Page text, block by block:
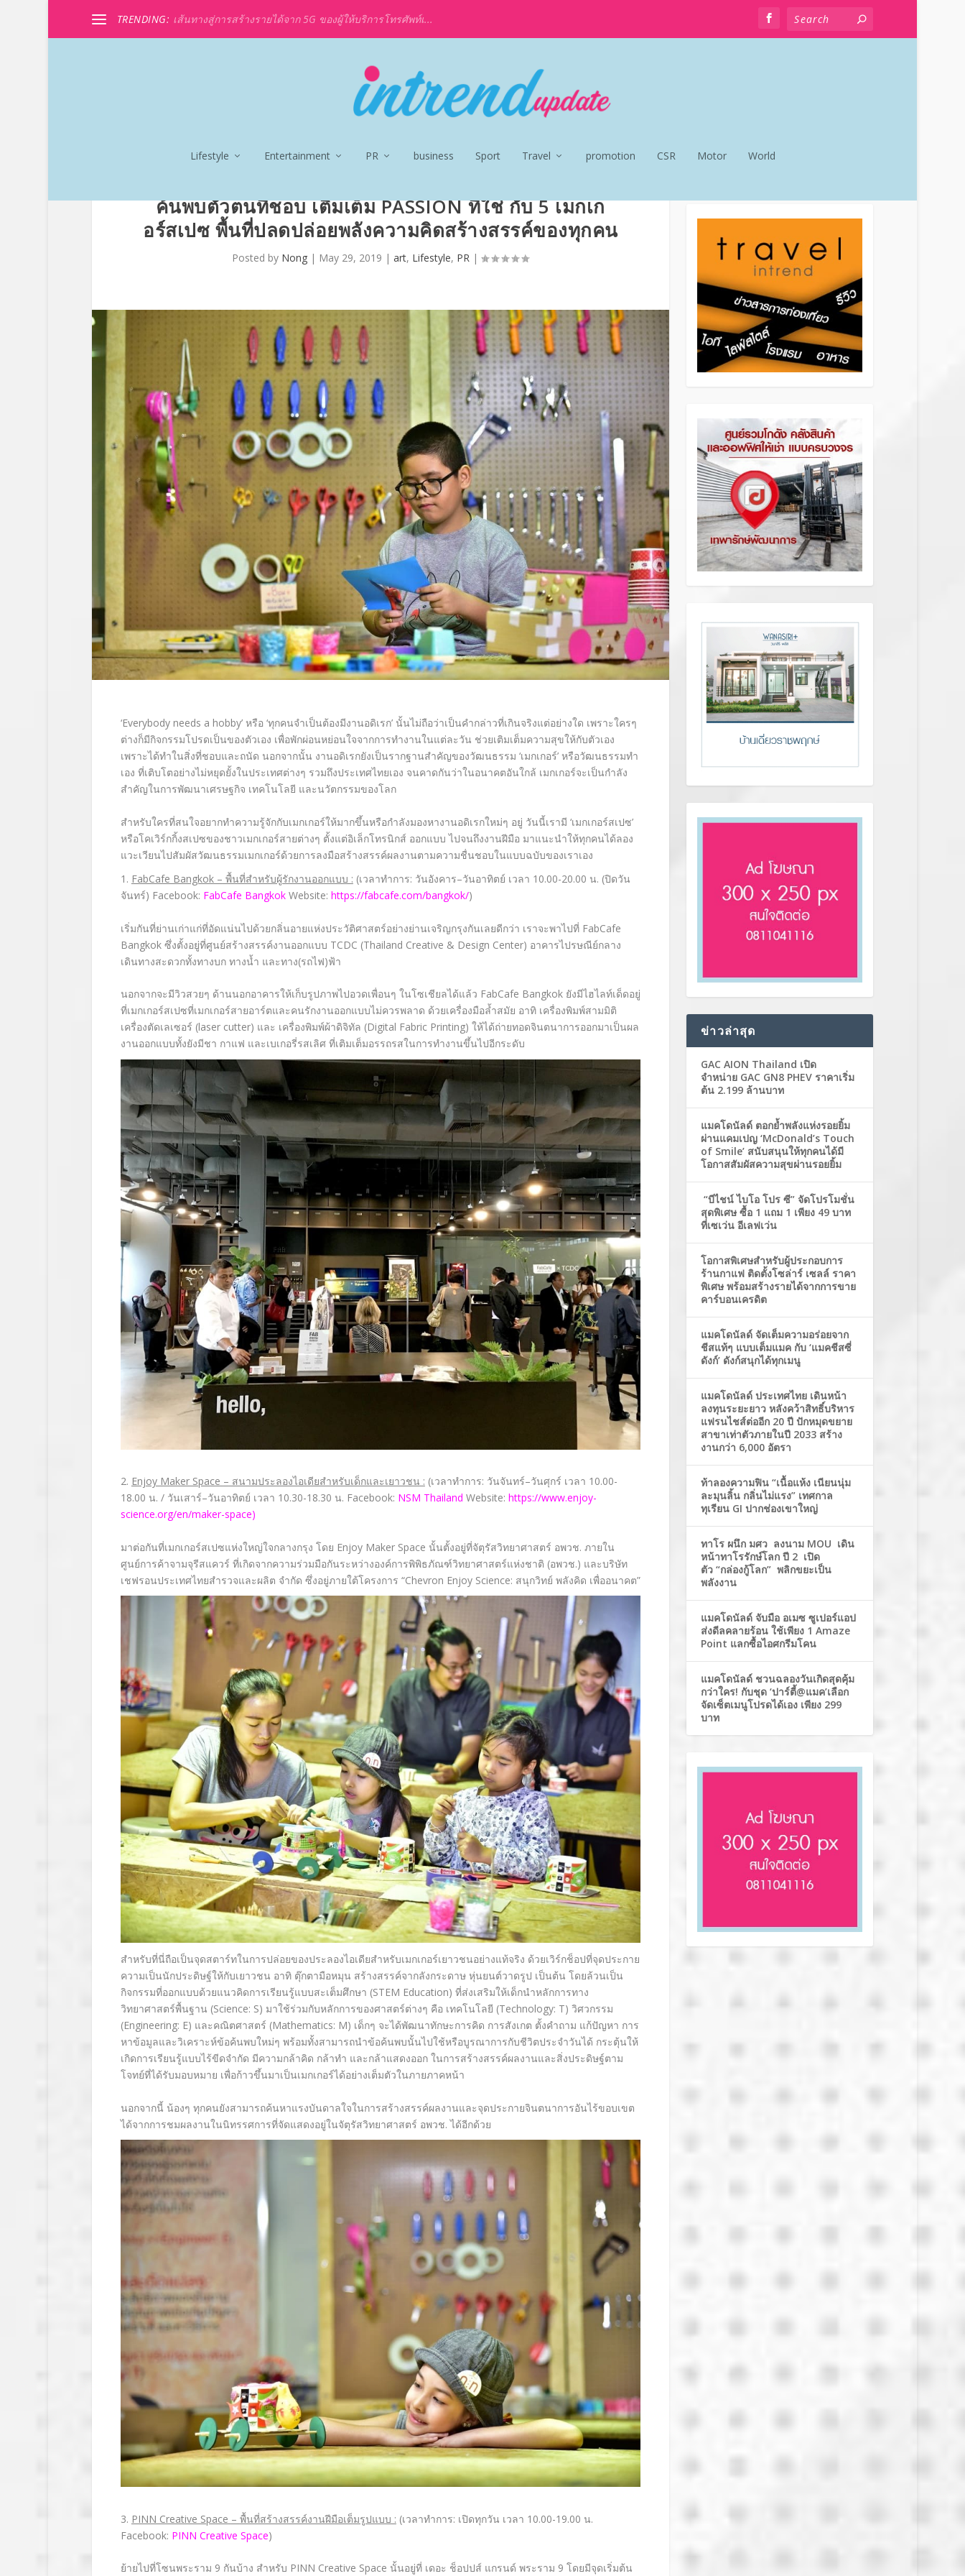
TRENDING: เส้นทางสู่การสร้างรายได้จาก 5G ของผู้ให้บริการโทรศัพท์เ...
Lifestyle Entertainment PR business Sport Travel promotion CSR Motor World
ค้นพบตัวตนที่ชอบ เติมเต็ม PASSION ที่ใช่ กับ 5 เมกเก
อร์สเปซ พื้นที่ปลดปล่อยพลังความคิดสร้างสรรค์ของทุกคน
Posted by Nong | May 29, 2019 |art, Lifestyle, PR |
‘Everybody needs a hobby’ หรือ ‘ทุกคนจำเป็นต้องมีงานอดิเรก’นั้นไม่ถือว่าเป็นคำกล่าวที่เกินจริงแต่อย่างใด เพราะใครๆ
ต่างก็มีกิจกรรมโปรดเป็นของตัวเอง เพื่อพักผ่อนหย่อนใจจากการทำงานในแต่ละวัน ช่วยเติมเต็มความสุขให้กับตัวเอง
เพราะได้ทำในสิ่งที่ชอบและถนัด นอกจากนั้น งานอดิเรกยังเป็นรากฐานสำคัญของวัฒนธรรม ‘เมกเกอร์’หรือวัฒนธรรมทำ
เอง ที่เติบโตอย่างไม่หยุดยั้งในประเทศต่างๆ รวมถึงประเทศไทยเอง จนคาดกันว่าในอนาคตอันใกล้ เมกเกอร์จะเป็นกำลัง
สำคัญในการพัฒนาเศรษฐกิจ เทคโนโลยี และนวัตกรรมของโลก
สำหรับใครที่สนใจอยากทำความรู้จักกับเมกเกอร์ให้มากขึ้นหรือกำลังมองหางานอดิเรกใหม่ๆ อยู่ วันนี้เรามี ‘เมกเกอร์สเปซ’
หรือโคเวิร์กกิ้งสเปซของชาวเมกเกอร์สายต่างๆ ตั้งแต่อิเล็กโทรนิกส์ ออกแบบ ไปจนถึงงานฝีมือ มาแนะนำให้ทุกคนได้ลอง
แวะเวียนไปสัมผัสวัฒนธรรมเมกเกอร์ด้วยการลงมือสร้างสรรค์ผลงานตามความชื่นชอบในแบบฉบับของเราเอง
1. FabCafe Bangkok – พื้นที่สำหรับผู้รักงานออกแบบ : (เวลาทำการ: วันอังคาร–วันอาทิตย์ เวลา 10.00-20.00 น. (ปิดวัน
จันทร์) Facebook: FabCafe Bangkok Website: https://fabcafe.com/bangkok/)
เริ่มกันที่ย่านเก่าแก่ที่อัดแน่นไปด้วยกลิ่นอายแห่งประวัติศาสตร์อย่างย่านเจริญกรุงกันเลยดีกว่า เราจะพาไปที่ FabCafe
Bangkok ซึ่งตั้งอยู่ที่ศูนย์สร้างสรรค์งานออกแบบ TCDC (Thailand Creative & Design Center) อาคารไปรษณีย์กลาง
เดินทางสะดวกทั้งทางบก ทางน้ำ และทาง(รถไฟ)ฟ้า
นอกจากจะมีวิวสวยๆ ด้านนอกอาคารให้เก็บรูปภาพไปอวดเพื่อนๆ ในโซเชียลได้แล้ว FabCafe Bangkok ยังมีไฮไลท์เด็ดอยู่
ที่เมกเกอร์สเปซที่เมกเกอร์สายอาร์ตและคนรักงานออกแบบไม่ควรพลาด ด้วยเครื่องมือล้ำสมัย อาทิ เครื่องพิมพ์สามมิติ
เครื่องตัดเลเซอร์ (laser cutter) และ เครื่องพิมพ์ผ้าดิจิทัล (Digital Fabric Printing) ให้ได้ถ่ายทอดจินตนาการออกมาเป็นผล
งานออกแบบทั้งยังมีชา กาแฟ และเบเกอรี่รสเลิศ ที่เติมเต็มอรรถรสในการทำงานขึ้นไปอีกระดับ
2. Enjoy Maker Space – สนามประลองไอเดียสำหรับเด็กและเยาวชน : (เวลาทำการ: วันจันทร์–วันศุกร์ เวลา 10.00-
18.00 น. / วันเสาร์–วันอาทิตย์ เวลา 10.30-18.30 น. Facebook: NSM Thailand Website: https://www.enjoy-
science.org/en/maker-space)
มาต่อกันที่เมกเกอร์สเปซแห่งใหญ่ใจกลางกรุง โดย Enjoy Maker Space นั้นตั้งอยู่ที่จัตุรัสวิทยาศาสตร์ อพวช. ภายใน
ศูนย์การค้าจามจุรีสแควร์ ที่เกิดจากความร่วมมือกันระหว่างองค์การพิพิธภัณฑ์วิทยาศาสตร์แห่งชาติ (อพวช.) และบริษัท
เชฟรอนประเทศไทยสำรวจและผลิต จำกัด ซึ่งอยู่ภายใต้โครงการ “Chevron Enjoy Science: สนุกวิทย์ พลังคิด เพื่ออนาคต”
สำหรับที่นี่ถือเป็นจุดสตาร์ทในการปล่อยของประลองไอเดียสำหรับเมกเกอร์เยาวชนอย่างแท้จริง ด้วยเวิร์กช็อปที่จุดประกาย
ความเป็นนักประดิษฐ์ให้กับเยาวชน อาทิ ตุ๊กตามือหมุน สร้างสรรค์จากลังกระดาษ หุ่นยนต์วาดรูป เป็นต้น โดยล้วนเป็น
กิจกรรมที่ออกแบบด้วยแนวคิดการเรียนรู้แบบสะเต็มศึกษา (STEM Education) ที่ส่งเสริมให้เด็กนำหลักการทาง
วิทยาศาสตร์พื้นฐาน (Science: S) มาใช้ร่วมกับหลักการของศาสตร์ต่างๆ คือ เทคโนโลยี (Technology: T) วิศวกรรม
(Engineering: E) และคณิตศาสตร์ (Mathematics: M) เด็กๆ จะได้พัฒนาทักษะการคิด การสังเกต ตั้งคำถาม แก้ปัญหา การ
หาข้อมูลและวิเคราะห์ข้อค้นพบใหม่ๆ พร้อมทั้งสามารถนำข้อค้นพบนั้นไปใช้หรือบูรณาการกับชีวิตประจำวันได้ กระตุ้นให้
เกิดการเรียนรู้แบบไร้ขีดจำกัด มีความกล้าคิด กล้าทำ และกล้าแสดงออก ในการสร้างสรรค์ผลงานและสิ่งประดิษฐ์ตาม
โจทย์ที่ได้รับมอบหมาย เพื่อก้าวขึ้นมาเป็นเมกเกอร์ได้อย่างเต็มตัวในภายภาคหน้า
นอกจากนี้ น้องๆ ทุกคนยังสามารถค้นหาแรงบันดาลใจในการสร้างสรรค์ผลงานและจุดประกายจินตนาการอันไร้ขอบเขต
ได้จากการชมผลงานในนิทรรศการที่จัดแสดงอยู่ในจัตุรัสวิทยาศาสตร์ อพวช. ได้อีกด้วย
3. PINN Creative Space – พื้นที่สร้างสรรค์งานฝีมือเต็มรูปแบบ : (เวลาทำการ: เปิดทุกวัน เวลา 10.00-19.00 น.
Facebook: PINN Creative Space)
ย้ายไปที่โซนพระราม 9 กันบ้าง สำหรับ PINN Creative Space นั้นอยู่ที่ เดอะ ช็อปปส์ แกรนด์ พระราม 9 โดยมีจุดเริ่มต้น
ข่าวล่าสุด
GAC AION Thailand เปิด
จำหน่าย GAC GN8 PHEV ราคาเริ่ม
ต้น 2.199 ล้านบาท
แมคโดนัลด์ ตอกย้ำพลังแห่งรอยยิ้ม
ผ่านแคมเปญ ‘McDonald’s Touch
of Smile’ สนับสนุนให้ทุกคนได้มี
โอกาสสัมผัสความสุขผ่านรอยยิ้ม
“บีไชน์ ไบโอ โปร ซี” จัดโปรโมชั่น
สุดพิเศษ ซื้อ 1 แถม 1 เพียง 49 บาท
ที่เซเว่น อีเลฟเว่น
โอกาสพิเศษสำหรับผู้ประกอบการ
ร้านกาแฟ ติดตั้งโซล่าร์ เซลล์ ราคา
พิเศษ พร้อมสร้างรายได้จากการขาย
คาร์บอนเครดิต
แมคโดนัลด์ จัดเต็มความอร่อยจาก
ชีสแท้ๆ แบบเต็มแมค กับ ‘แมคชีสซี่
ดังก์’ ดังก์สนุกได้ทุกเมนู
แมคโดนัลด์ ประเทศไทย เดินหน้า
ลงทุนระยะยาว หลังคว้าสิทธิ์บริหาร
แฟรนไชส์ต่ออีก 20 ปี ปักหมุดขยาย
สาขาเท่าตัวภายในปี 2033 สร้าง
งานกว่า 6,000 อัตรา
ท้าลองความฟิน “เนื้อแห้ง เนียนนุ่ม
ละมุนลิ้น กลิ่นไม่แรง” เทศกาล
ทุเรียน GI ปากช่องเขาใหญ่
ทาโร ผนึก มศว ลงนาม MOU เดิน
หน้าทาโรรักษ์โลก ปี 2 เปิด
ตัว “กล่องกู้โลก” พลิกขยะเป็น
พลังงาน
แมคโดนัลด์ จับมือ อเมซ ซูเปอร์แอป
ส่งดีลคลายร้อน ใช้เพียง 1 Amaze
Point แลกซื้อไอศกรีมโคน
แมคโดนัลด์ ชวนฉลองวันเกิดสุดคุ้ม
กว่าใคร! กับชุด ‘ปาร์ตี้@แมค’เลือก
จัดเซ็ตเมนูโปรดได้เอง เพียง 299
บาท